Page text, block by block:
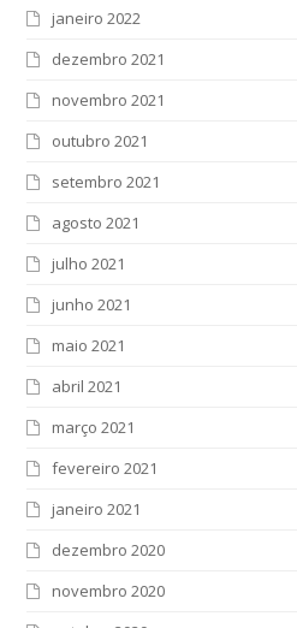
janeiro 2022
dezembro 2021
novembro 2021
outubro 2021
setembro 2021
agosto 2021
julho 2021
junho 2021
maio 2021
abril 2021
março 2021
fevereiro 2021
janeiro 2021
dezembro 2020
novembro 2020